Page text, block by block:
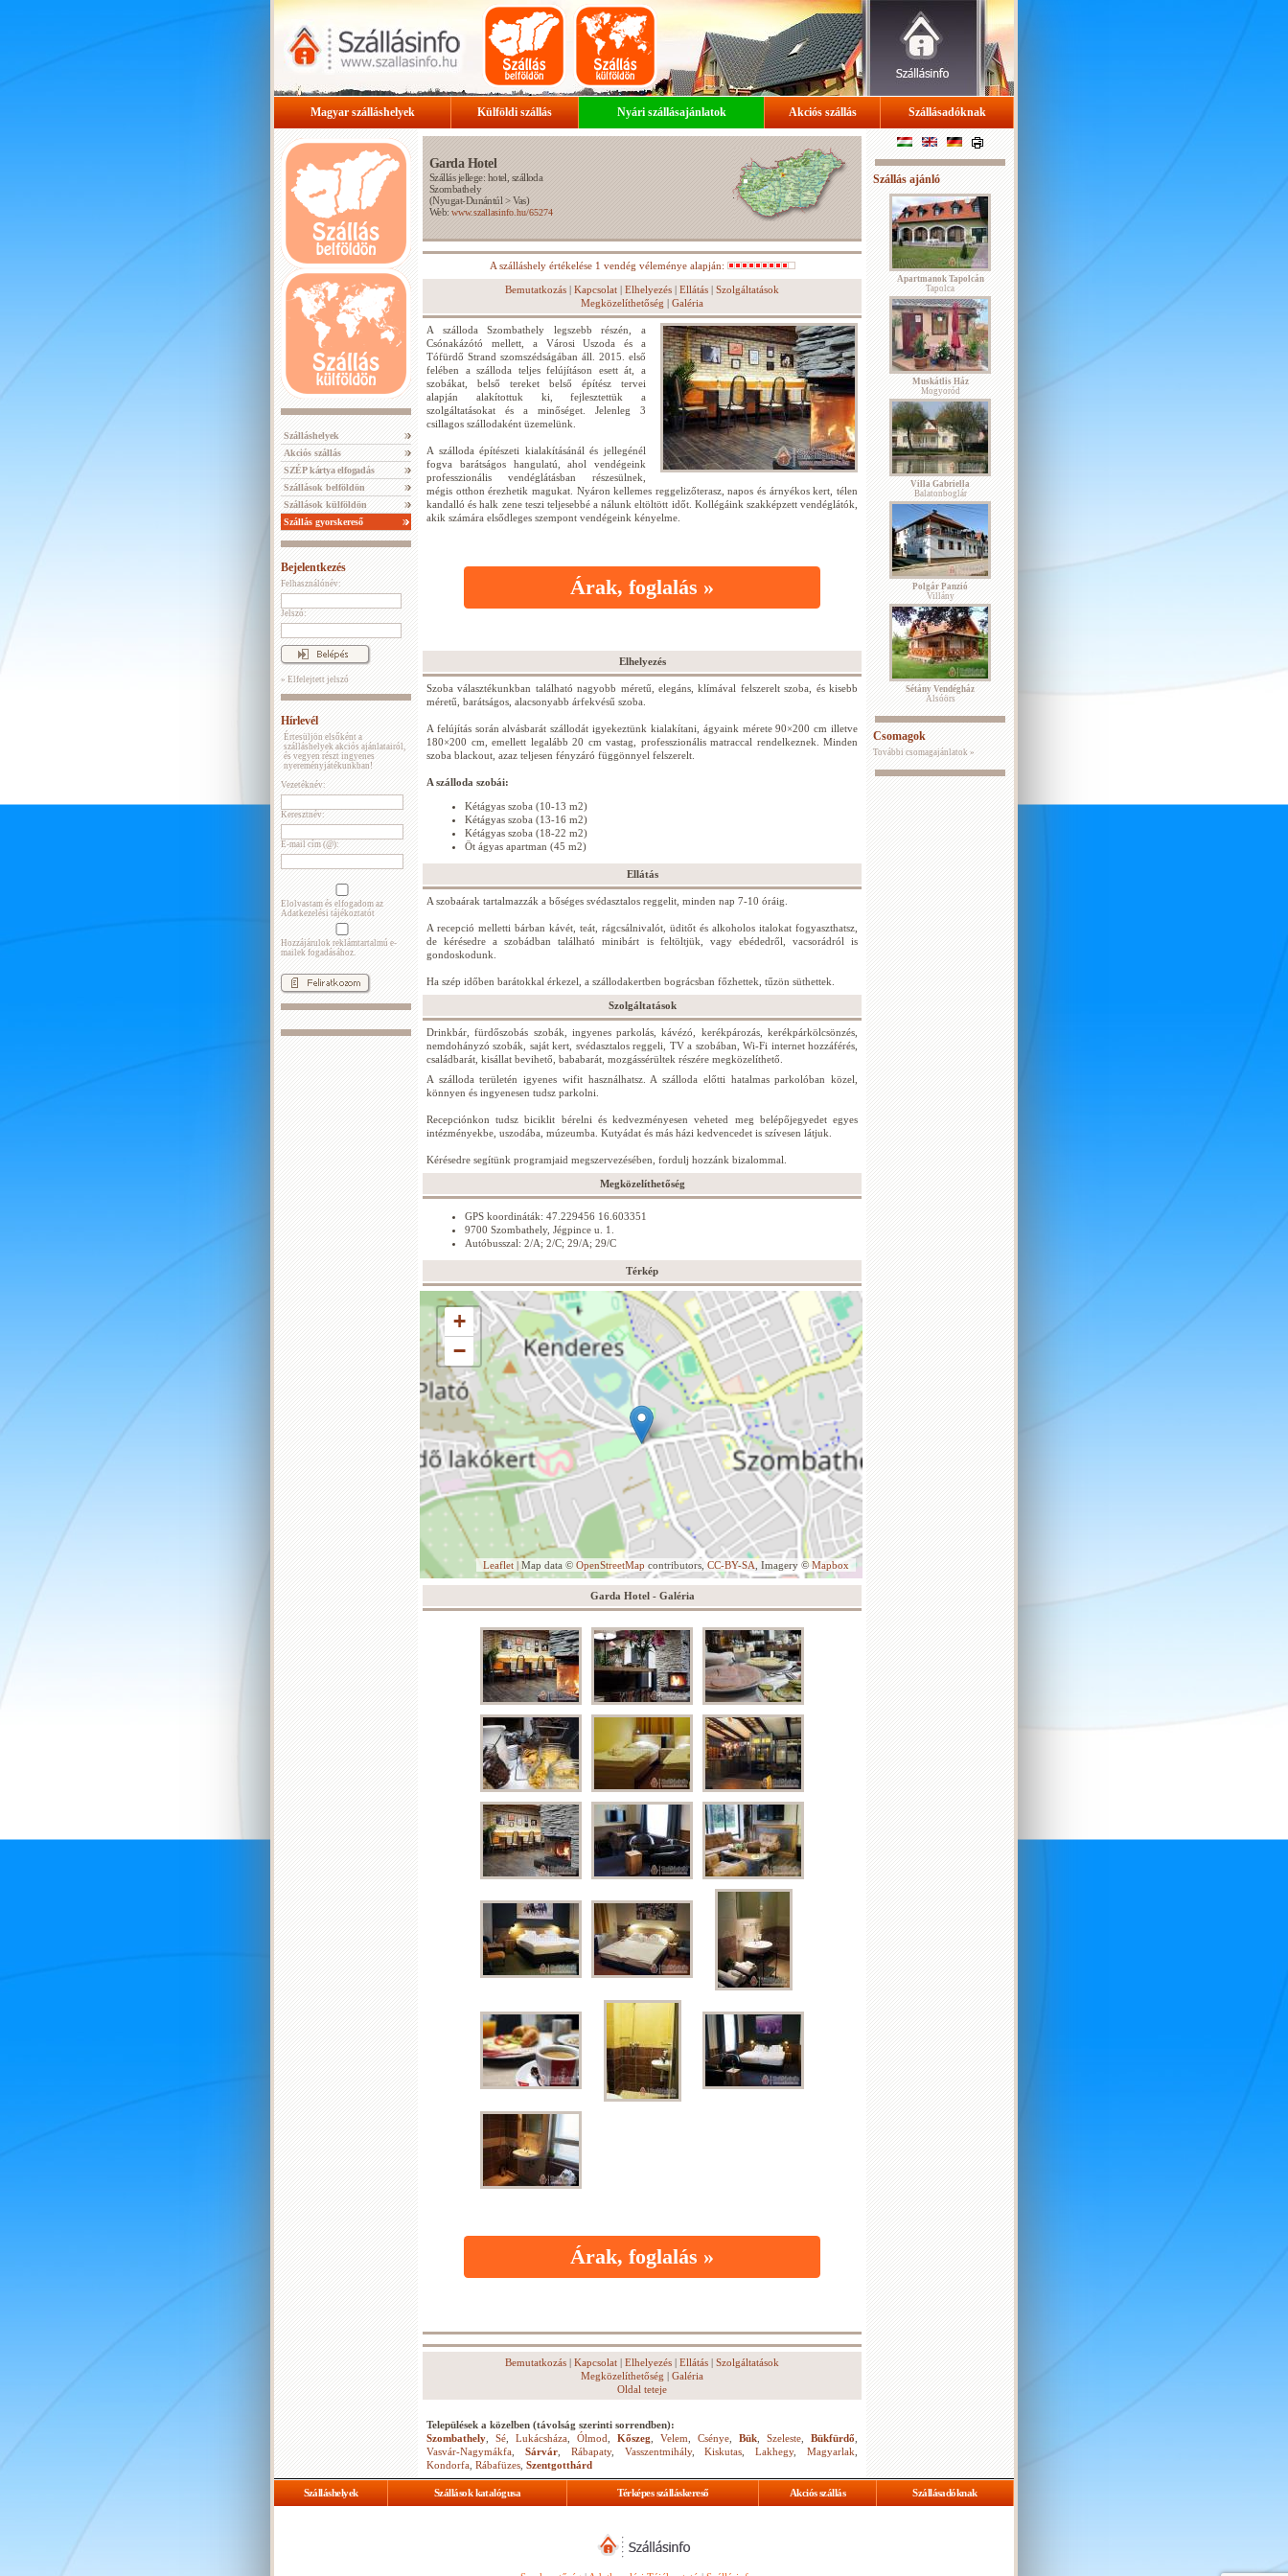
Magyar szálláshelyek Külföldi szállás Nyári szállásajánlatok Akciós szállás Szállásadóknak
Szálláshelyek
Akciós szállás
SZÉP kártya elfogadás
Szállások belföldön
Szállások külföldön
Szállás gyorskereső
Bejelentkezés
Felhasználónév:
Jelszó:
» Elfelejtett jelszó
Hírlevél
Értesüljön elsőként a
szálláshelyek akciós ajánlatairól,
és vegyen részt ingyenes
nyereményjátékunkban!
Vezetéknév:
Keresztnév:
E-mail cím (@):
Elolvastam és elfogadom az
Adatkezelési tájékoztatót
Hozzájárulok reklámtartalmú e-
mailek fogadásához.
Garda Hotel
Szállás jellege: hotel, szálloda
Szombathely
(Nyugat-Dunántúl >Vas)
Web:www.szallasinfo.hu/65274
A szálláshely értékelése 1 vendég véleménye alapján:
Bemutatkozás | Kapcsolat | Elhelyezés | Ellátás | Szolgáltatások
Megközelíthetőség | Galéria
A szálloda Szombathely legszebb részén, a
Csónakázótó mellett, a Városi Uszoda és a
Tófürdő Strand szomszédságában áll. 2015. első
felében a szálloda teljes felújításon esett át, a
szobákat, belső tereket belső építész tervei
alapján alakítottuk ki, fejlesztettük a
szolgáltatásokat és a minőséget. Jelenleg 3
csillagos szállodaként üzemelünk.
A szálloda építészeti kialakításánál és jellegénél
fogva barátságos hangulatú, ahol vendégeink
professzionális vendéglátásban részesülnek,
mégis otthon érezhetik magukat. Nyáron kellemes reggelizőterasz, napos és árnyékos kert, télen
kandalló és halk zene teszi teljesebbé a nálunk eltöltött időt. Kollégáink szakképzett vendéglátók,
akik számára elsődleges szempont vendégeink kényelme.
Árak, foglalás »
Elhelyezés
Szoba választékunkban található nagyobb méretű, elegáns, klímával felszerelt szoba, és kisebb
méretű, barátságos, alacsonyabb árfekvésű szoba.
A felújítás során alvásbarát szállodát igyekeztünk kialakítani, ágyaink mérete 90×200 cm illetve
180×200 cm, emellett legalább 20 cm vastag, professzionális matraccal rendelkeznek. Minden
szoba blackout, azaz teljesen fényzáró függönnyel felszerelt.
A szálloda szobái:
Kétágyas szoba (10-13 m2)
Kétágyas szoba (13-16 m2)
Kétágyas szoba (18-22 m2)
Öt ágyas apartman (45 m2)
Ellátás
A szobaárak tartalmazzák a bőséges svédasztalos reggelit, minden nap 7-10 óráig.
A recepció melletti bárban kávét, teát, rágcsálnivalót, üditőt és alkoholos italokat fogyaszthatsz,
de kérésedre a szobádban található minibárt is feltöltjük, vagy ebédedről, vacsorádról is
gondoskodunk.
Ha szép időben barátokkal érkezel, a szállodakertben bográcsban főzhettek, tűzön süthettek.
Szolgáltatások
Drinkbár, fürdőszobás szobák, ingyenes parkolás, kávézó, kerékpározás, kerékpárkölcsönzés,
nemdohányzó szobák, saját kert, svédasztalos reggeli, TV a szobában, Wi-Fi internet hozzáférés,
családbarát, kisállat bevihető, bababarát, mozgássérültek részére megközelíthető.
A szálloda területén igyenes wifit használhatsz. A szálloda előtti hatalmas parkolóban közel,
könnyen és ingyenesen tudsz parkolni.
Recepciónkon tudsz biciklit bérelni és kedvezményesen veheted meg belépőjegyedet egyes
intézményekbe, uszodába, múzeumba. Kutyádat és más házi kedvencedet is szívesen látjuk.
Kérésedre segítünk programjaid megszervezésében, fordulj hozzánk bizalommal.
Megközelíthetőség
GPS koordináták: 47.229456 16.603351
9700 Szombathely, Jégpince u. 1.
Autóbusszal: 2/A; 2/C; 29/A; 29/C
Térkép
+
−
Leaflet | Map data © OpenStreetMap contributors, CC-BY-SA , Imagery © Mapbox
Garda Hotel - Galéria
Árak, foglalás »
Bemutatkozás | Kapcsolat | Elhelyezés | Ellátás | Szolgáltatások
Megközelíthetőség | Galéria
Oldal teteje
Települések a közelben (távolság szerinti sorrendben):
Szombathely
Sé Lukácsháza Ólmod Kőszeg Velem Csénye Bük Szeleste Bükfürdő
Vasvár-Nagymákfa
Sárvár, Rábapaty, Vasszentmihály,Kiskutas ,Lakhegy,Magyarlak
Kondorfa Rábafüzes Szentgotthárd
Szállás ajánló
Apartmanok Tapolcán
Tapolca
Muskátlis Ház
Mogyoród
Villa Gabriella
Balatonboglár
Polgár Panzió
Villány
Sétány Vendégház
Alsóörs
Csomagok
További csomagajánlatok »
Szálláshelyek Szállások katalógusa Térképes szálláskereső Akciós szállás Szállásadóknak